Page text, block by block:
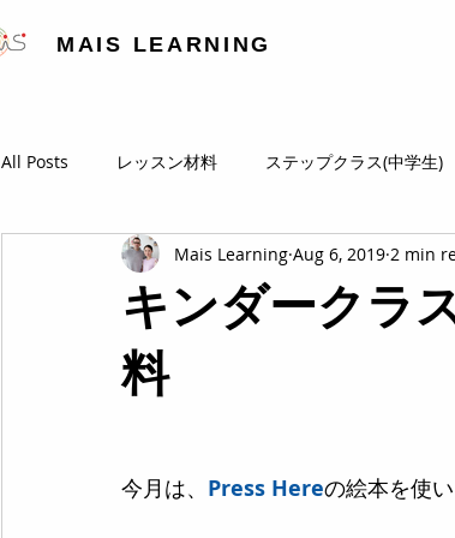
MAIS LEARNING
All Posts レッスン材料 ステップクラス(中学生)
ステップクラス（小学生） 英語講師の皆様へ
キンダークラ
料
Mais Learning Aug 6, 2019 2 min
今月は、 Press Hereの絵本を使い